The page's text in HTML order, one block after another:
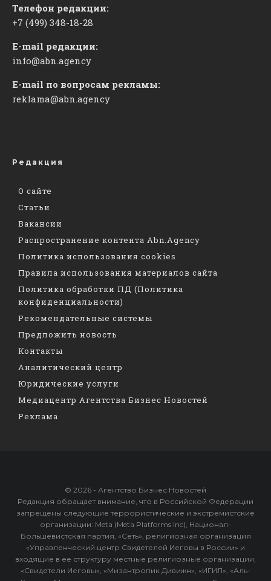
Телефон редакции:
+7 (499) 348-18-28
E-mail редакции:
info@abn.agency
E-mail по вопросам рекламы:
reklama@abn.agency
Редакция
О сайте
Статьи
Вакансии
Распространение контента Abn.Agency
Политика использования cookies
Правила использования материалов сайта
Политика обработки ПД (Политика
конфиденциальности)
Рекомендательные системы
Предложить новость
Контакты
Аналитический центр
Юридические услуги
Медиацентр Агентства Бизнес Новостей
Реклама
© 2026 - Агентство Бизнес Новостей
Редакция обращает внимание, что в Российской Федерации
запрещены следующие террористические и экстремистские
организации: Meta (Meta Platforms Inc), Национал-
Большевистская партия, «Сеть», религиозная организация
«Управленческий центр Свидетелей Иеговы в России» и
входящие в ее структуру местные религиозные организации,
«Свидетели Иеговы», «Мизантропик Дивижн», «ИГИЛ», «Аль-